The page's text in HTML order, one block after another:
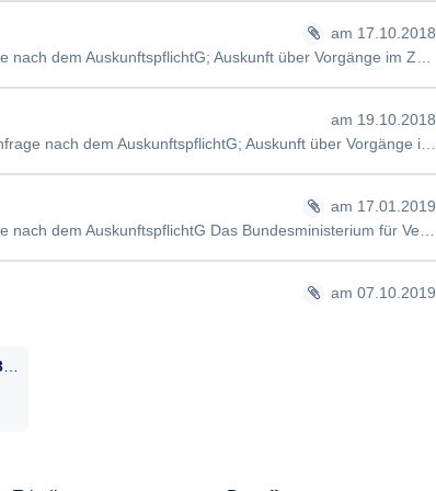
Firmen oder Organisationen, die
wurden.
darüber, in welchen Vereinbarungen
Bescheides gem § 4
am 17.10.2018
am 19.10.2018
am 17.01.2019
am 07.10.2019